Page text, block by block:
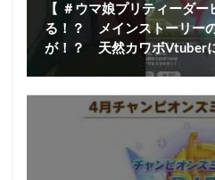
【 ＃ウマ娘プリティーダ
る！？ メインストーリー
が！？ 天然カワボVtuber